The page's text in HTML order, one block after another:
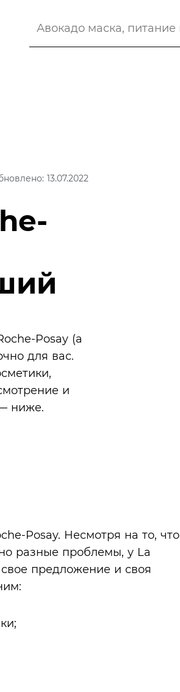
13.07.2022
Posay (а
для вас.
и
ниже.
Posay. Несмотря на то, что
разные проблемы, у La
предложение и своя